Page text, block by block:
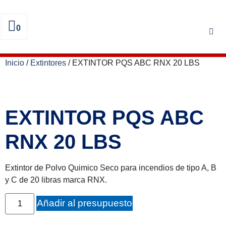
0
Inicio / Extintores / EXTINTOR PQS ABC RNX 20 LBS
EXTINTOR PQS ABC
RNX 20 LBS
Extintor de Polvo Quimico Seco para incendios de tipo A, B
y C de 20 libras marca RNX.
Añadir al presupuesto